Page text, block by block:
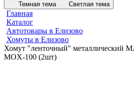
Темная тема Светлая тема
Главная
Каталог
Автотовары в Елизово
Хомуты в Елизово
Хомут "ленточный" металлический
MOX-100 (2шт)